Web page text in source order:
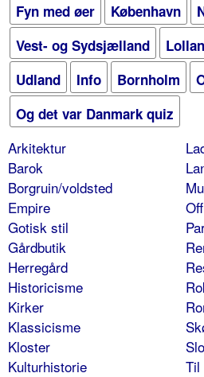
Fyn med øer
København
Vest- og Sydsjælland
Udland
Info Bornholm
Og det var Danmark quiz
Arkitektur
Barok
Borgruin/voldsted
Empire
Gotisk stil
Gårdbutik
Herregård
Historicisme
Kirker
Klassicisme
Kloster
Kulturhistorie
Til